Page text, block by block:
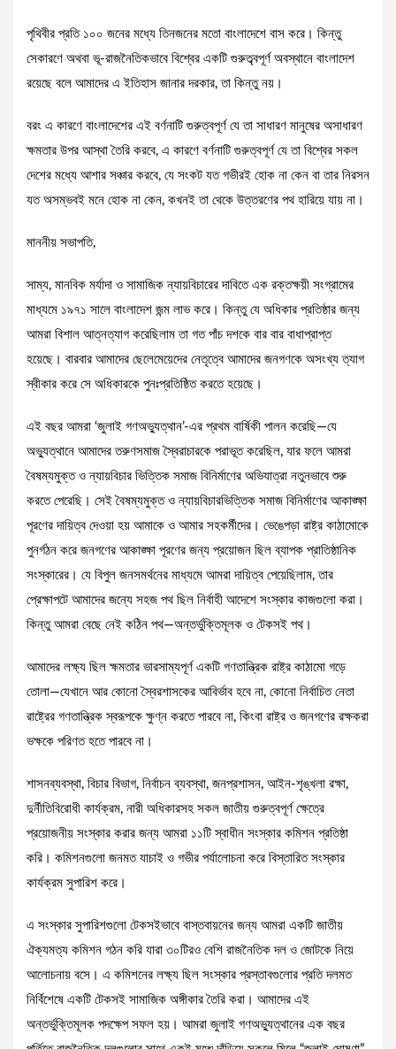
পৃথিবীর প্রতি ১০০ জনের মধ্যে তিনজনের মতো বাংলাদেশে বাস করে। কিন্তু
সেকারণে অথবা ভূ-রাজনৈতিকভাবে বিশ্বের একটি গুরুত্ব্বপূর্ণ অবস্থানে বাংলাদেশ
রয়েছে বলে আমাদের এ ইতিহাস জানার দরকার, তা কিন্তু নয়।
বরং এ কারণে বাংলাদেশের এই বর্ণনাটি গুরুত্বপূর্ণ যে তা সাধারণ মানুষের অসাধারণ
ক্ষমতার উপর আস্থা তৈরি করবে, এ কারণে বর্ণনাটি গুরুত্বপূর্ণ যে তা বিশ্বের সকল
দেশের মধ্যে আশার সঞ্চার করবে, যে সংকট যত গভীরই হোক না কেন বা তার নিরসন
যত অসম্ভবই মনে হোক না কেন, কখনই তা থেকে উত্তরণের পথ হারিয়ে যায় না।
মাননীয় সভাপতি,
সাম্য, মানবিক মর্যাদা ও সামাজিক ন্যায়বিচারের দাবিতে এক রক্তক্ষয়ী সংগ্রামের
মাধ্যমে ১৯৭১ সালে বাংলাদেশ জন্ম লাভ করে। কিন্তু যে অধিকার প্রতিষ্ঠার জন্য
আমরা বিশাল আত্নত্যাগ করেছিলাম তা গত পাঁচ দশকে বার বার বাধাপ্রাপ্ত
হয়েছে। বারবার আমাদের ছেলেমেয়েদের নেতৃত্বে আমাদের জনগণকে অসংখ্য ত্যাগ
স্বীকার করে সে অধিকারকে পুনঃপ্রতিষ্ঠিত করতে হয়েছে।
এই বছর আমরা ‘জুলাই গণঅভ্যুত্থান’-এর প্রথম বার্ষিকী পালন করেছি—যে
অভ্যুত্থানে আমাদের তরুণসমাজ স্বৈরাচারকে পরাভূত করেছিল, যার ফলে আমরা
বৈষম্যমুক্ত ও ন্যায়বিচার ভিত্তিক সমাজ বিনির্মাণের অভিযাত্রা নতুনভাবে শুরু
করতে পেরেছি। সেই বৈষম্যমুক্ত ও ন্যায়বিচারভিত্তিক সমাজ বিনির্মাণের আকাঙ্ক্ষা
পূরণের দায়িত্ব দেওয়া হয় আমাকে ও আমার সহকর্মীদের। ভেঙেপড়া রাষ্ট্র কাঠামোকে
পুনর্গঠন করে জনগণের আকাঙ্ক্ষা পূরণের জন্য প্রয়োজন ছিল ব্যাপক প্রাতিষ্ঠানিক
সংস্কারের। যে বিপুল জনসমর্থনের মাধ্যমে আমরা দায়িত্ব পেয়েছিলাম, তার
প্রেক্ষাপটে আমাদের জন্যে সহজ পথ ছিল নির্বাহী আদেশে সংস্কার কাজগুলো করা।
কিন্তু আমরা বেছে নেই কঠিন পথ—অন্তর্ভুক্তিমূলক ও টেকসই পথ।
আমাদের লক্ষ্য ছিল ক্ষমতার ভারসাম্যপূর্ণ একটি গণতান্ত্রিক রাষ্ট্র কাঠামো গড়ে
তোলা—যেখানে আর কোনো স্বৈরশাসকের আবির্ভাব হবে না, কোনো নির্বাচিত নেতা
রাষ্ট্রের গণতান্ত্রিক স্বরূপকে ক্ষুণ্ন করতে পারবে না, কিংবা রাষ্ট্র ও জনগণের রক্ষকরা
ভক্ষকে পরিণত হতে পারবে না।
শাসনব্যবস্থা, বিচার বিভাগ, নির্বাচন ব্যবস্থা, জনপ্রশাসন, আইন-শৃঙ্খলা রক্ষা,
দুর্নীতিবিরোধী কার্যক্রম, নারী অধিকারসহ সকল জাতীয় গুরুত্বপূর্ণ ক্ষেত্রে
প্রয়োজনীয় সংস্কার করার জন্য আমরা ১১টি স্বাধীন সংস্কার কমিশন প্রতিষ্ঠা
করি। কমিশনগুলো জনমত যাচাই ও গভীর পর্যালোচনা করে বিস্তারিত সংস্কার
কার্যক্রম সুপারিশ করে।
এ সংস্কার সুপারিশগুলো টেকসইভাবে বাস্তবায়নের জন্য আমরা একটি জাতীয়
ঐক্যমত্য কমিশন গঠন করি যারা ৩০টিরও বেশি রাজনৈতিক দল ও জোটকে নিয়ে
আলোচনায় বসে। এ কমিশনের লক্ষ্য ছিল সংস্কার প্রস্তাবগুলোর প্রতি দলমত
নির্বিশেষে একটি টেকসই সামাজিক অঙ্গীকার তৈরি করা। আমাদের এই
অন্তর্ভুক্তিমূলক পদক্ষেপ সফল হয়। আমরা জুলাই গণঅভ্যুত্থানের এক বছর